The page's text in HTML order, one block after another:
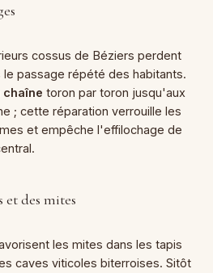
cossus de Béziers perdent
passage répété des habitants.
chaîne toron par toron jusqu'aux
; cette réparation verrouille les
et empêche l'effilochage de
et des mites
les mites dans les tapis
caves viticoles biterroises. Sitôt